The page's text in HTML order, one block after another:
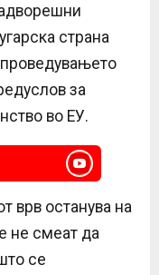
страна
за
во ЕУ.
врв останува на
не смеат да
се